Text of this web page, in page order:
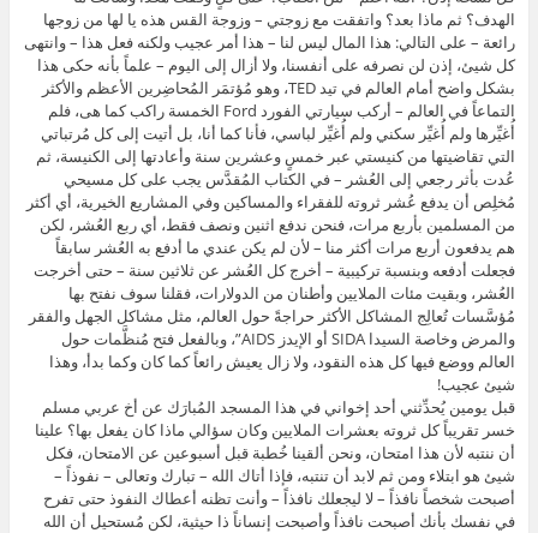
الهدف؟ ثم ماذا بعد؟ واتفقت مع زوجتي – وزوجة القس هذه يا لها من زوجها
رائعة – على التالي: هذا المال ليس لنا – هذا أمر عجيب ولكنه فعل هذا – وانتهى
كل شيئ، إذن لن نصرفه على أنفسنا، ولا أزال إلى اليوم – علماً بأنه حكى هذا
بشكل واضح أمام العالم في تيد TED، وهو مُؤتمَر المُحاضِرين الأعظم والأكثر
التماعاً في العالم – أركب سيارتي الفورد Ford الخمسة راكب كما هى، فلم
أُغيِّرها ولم أُغيِّر سكني ولم أُغيِّر لباسي، فأنا كما أنا، بل أتيت إلى كل مُرتباتي
التي تقاضيتها من كنيستي عبر خمسٍ وعشرين سنة وأعادتها إلى الكنيسة، ثم
عُدت بأثر رجعي إلى العُشر – في الكتاب المُقدَّس يجب على كل مسيحي
مُخلِص أن يدفع عُشر ثروته للفقراء والمساكين وفي المشاريع الخيرية، أي أكثر
من المسلمين بأربع مرات، فنحن ندفع اثنين ونصف فقط، أي ربع العُشر، لكن
هم يدفعون أربع مرات أكثر منا – لأن لم يكن عندي ما أدفع به العُشر سابقاً
فجعلت أدفعه وبنسبة تركيبية – أخرج كل العُشر عن ثلاثين سنة – حتى أخرجت
العُشر، وبقيت مئات الملايين وأطنان من الدولارات، فقلنا سوف نفتح بها
مُؤسَّسات تُعالِج المشاكل الأكثر حراجةً حول العالم، مثل مشاكل الجهل والفقر
والمرض وخاصة السيدا SIDA أو الإيدز AIDS”، وبالفعل فتح مُنظَّمات حول
العالم ووضع فيها كل هذه النقود، ولا زال يعيش رائعاً كما كان وكما بدأ، وهذا
شيئ عجيب!
قبل يومين يُحدِّثني أحد إخواني في هذا المسجد المُبارَك عن أخ عربي مسلم
خسر تقريباً كل ثروته بعشرات الملايين وكان سؤالي ماذا كان يفعل بها؟ علينا
أن ننتبه لأن هذا امتحان، ونحن ألقينا خُطبة قبل أسبوعين عن الامتحان، فكل
شيئ هو ابتلاء ومن ثم لابد أن تنتبه، فإذا أتاك الله – تبارك وتعالى – نفوذاً –
أصبحت شخصاً نافذاً – لا ليجعلك نافذاً – وأنت تظنه أعطاك النفوذ حتى تفرح
في نفسك بأنك أصبحت نافذاً وأصبحت إنساناً ذا حيثية، لكن مُستحيل أن الله